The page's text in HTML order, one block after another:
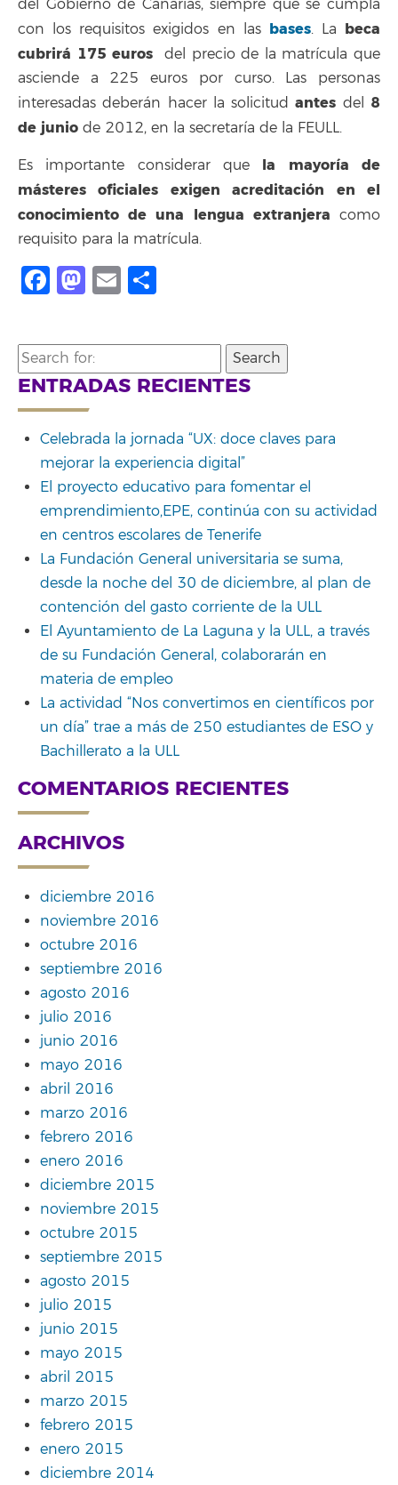
del Gobierno de Canarias, siempre que se cumpla
con los requisitos exigidos en las bases. La beca
cubrirá 175 euros del precio de la matrícula que
asciende a 225 euros por curso. Las personas
interesadas deberán hacer la solicitudantes del 8
de junio de 2012, en la secretaría de la FEULL.
Es importante considerar que la mayoría de
másteres oficiales exigen acreditación en el
conocimiento de una lengua extranjera como
requisito para la matrícula.
Facebook
Mastodon
Email
Search
for:
ENTRADAS RECIENTES
Celebrada la jornada “UX: doce claves para
mejorar la experiencia digital”
El proyecto educativo para fomentar el
emprendimiento,EPE, continúa con su actividad
en centros escolares de Tenerife
La Fundación General universitaria se suma,
desde la noche del 30 de diciembre, al plan de
contención del gasto corriente de la ULL
El Ayuntamiento de La Laguna y la ULL, a través
de su Fundación General, colaborarán en
materia de empleo
La actividad “Nos convertimos en científicos por
un día” trae a más de 250 estudiantes de ESO y
Bachillerato a la ULL
COMENTARIOS RECIENTES
ARCHIVOS
diciembre 2016
noviembre 2016
octubre 2016
septiembre 2016
agosto 2016
julio 2016
junio 2016
mayo 2016
abril 2016
marzo 2016
febrero 2016
enero 2016
diciembre 2015
noviembre 2015
octubre 2015
septiembre 2015
agosto 2015
julio 2015
junio 2015
mayo 2015
abril 2015
marzo 2015
febrero 2015
enero 2015
diciembre 2014